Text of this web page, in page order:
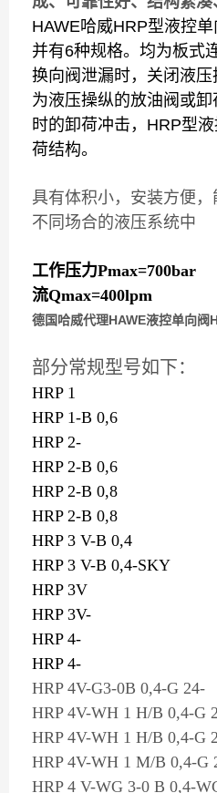
HAWE哈威HRP型液控单
并有6种规格。均为板式
换向阀泄漏时，关闭液
为液压操纵的放油阀或
时的卸荷冲击，HRP型
荷结构。
具有体积小，安装方便
不同场合的液压系统中
工作压力Pmax=700bar
流Qmax=400lpm
德国哈威代理HAWE液控单向阀
部分常规型号如下：
HRP 1
HRP 1-B 0,6
HRP 2-
HRP 2-B 0,6
HRP 2-B 0,8
HRP 2-B 0,8
HRP 3 V-B 0,4
HRP 3 V-B 0,4-SKY
HRP 3V
HRP 3V-
HRP 4-
HRP 4-
HRP 4V-G3-0B 0,4-G 24-
HRP 4V-WH 1 H/B 0,4-G
HRP 4V-WH 1 H/B 0,4-G
HRP 4V-WH 1 M/B 0,4-G
HRP 4 V-WG 3-0 B 0,4-